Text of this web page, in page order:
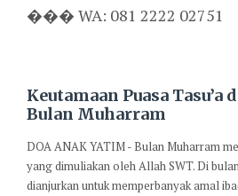
��� WA: 081 2222 02751
Keutamaan Puasa Tasu’a
Bulan Muharram
DOA ANAK YATIM - Bulan Muharram
yang dimuliakan oleh Allah SWT. Di
dianjurkan untuk memperbanyak amal